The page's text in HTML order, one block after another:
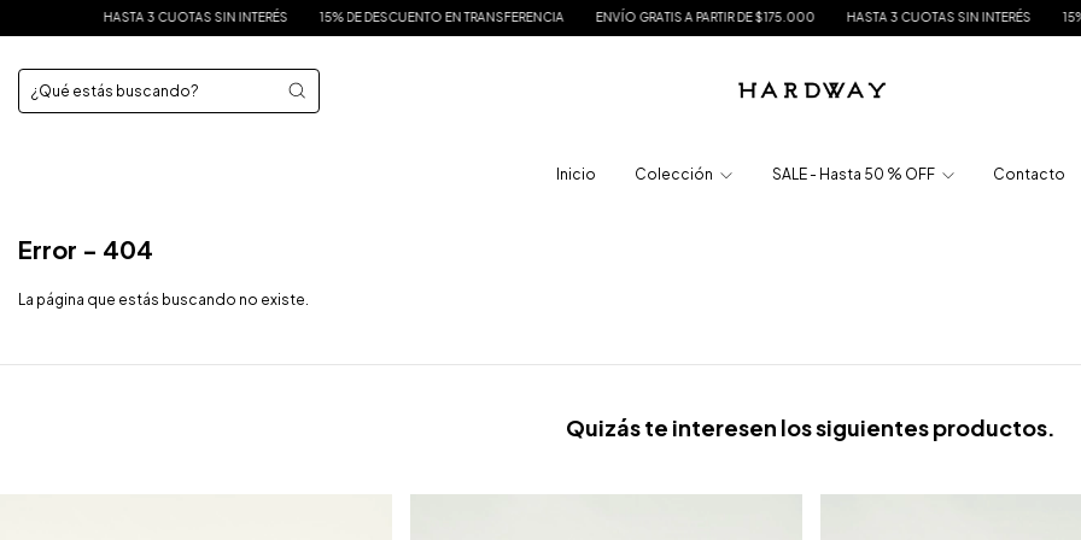
HASTA 3 CUOTAS SIN INTERÉS 15% DE DESCUENTO EN TRANSFERENCIA ENVÍO GRATIS A PARTIR DE $175.000 HASTA 3 CUOTAS SIN INTERÉS 15% DE
Inicio Colección SALE - Hasta 50 % OFF Contacto
Error - 404
La página que estás buscando no existe.
Quizás te interesen los siguientes productos.